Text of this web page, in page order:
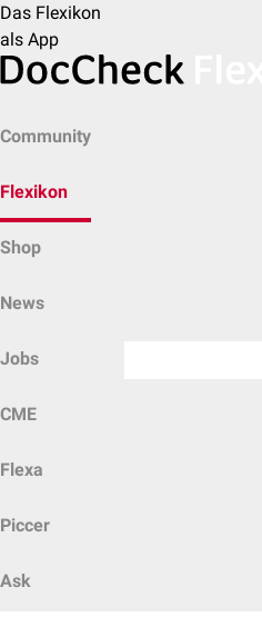
Das Flexikon
als App
Community
Flexikon
Shop
News
Jobs
CME
Flexa
Piccer
Ask